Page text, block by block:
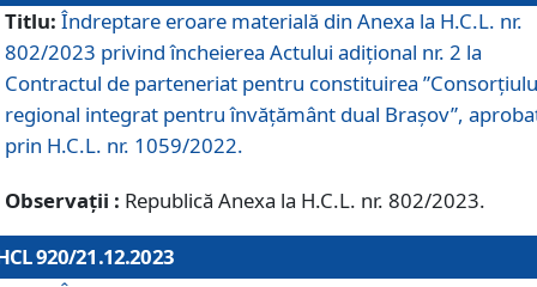
Titlu: Îndreptare eroare materială din Anexa la H.C.L. nr.
802/2023 privind încheierea Actului adițional nr. 2 la
Contractul de parteneriat pentru constituirea
regional integrat pentru învățământ dual Brașov”,
prin H.C.L. nr. 1059/2022.
Observații : Republică Anexa la H.C.L. nr. 802/2023.
920/21.12.2023